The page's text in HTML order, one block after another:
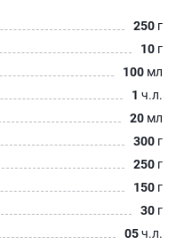
250 г
10 г
100 мл
1 ч.л.
20 мл
300 г
250 г
150 г
30 г
05ч.л.